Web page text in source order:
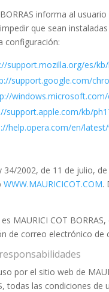
informa al
que sean
configuración:
support.mozilla.org/es/
support.google.com/
support.apple.com/kb/
help.opera.com/en/
2002, de 11 de julio,
WWW.MAURICICOT.COM.
MAURICI COT
de correo electrónico
por el sitio web de
todas las condiciones